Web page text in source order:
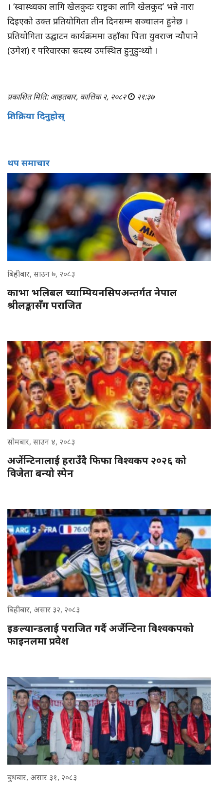
। ‘स्वास्थ्यका लागि खेलकुदः राष्ट्रका लागि खेलकुद’ भन्ने नारा
दिइएको उक्त प्रतियोगिता तीन दिनसम्म सञ्चालन हुनेछ ।
प्रतियोगिता उद्घाटन कार्यक्रममा उहाँका पिता युवराज न्यौपाने
(उमेश) र परिवारका सदस्य उपस्थित हुनुहुन्थ्यो ।
प्रकाशित मिति: आइतबार, कात्तिक २, २०८२ २१:३७
प्रतिक्रिया दिनुहोस्
थप समाचार
बिहीबार, साउन ७, २०८३
काभा भलिबल च्याम्पियनसिपअन्तर्गत नेपाल
श्रीलङ्कासँग पराजित
सोमबार, साउन ४, २०८३
अर्जेन्टिनालाई हराउँदै फिफा विश्वकप २०२६ को
विजेता बन्यो स्पेन
बिहीबार, असार ३२, २०८३
इङल्यान्डलाई पराजित गर्दै अर्जेन्टिना विश्वकपको
फाइनलमा प्रवेश
बुधबार, असार ३१, २०८३